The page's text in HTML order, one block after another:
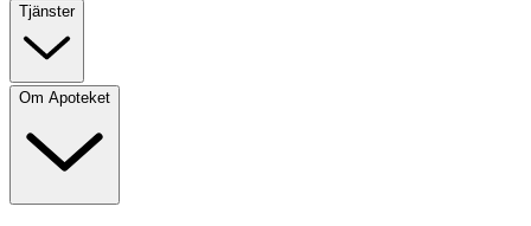
Tjänster
Om Apoteket